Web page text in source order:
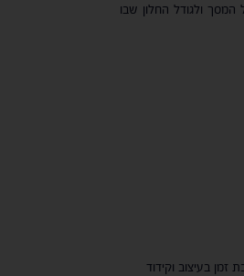
המסך ולגודל החלון שבו